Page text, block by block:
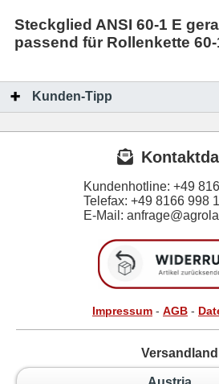
Steckglied ANSI 60-1 E
passend für Rollenkette 60-
Kunden-Tipp
Kundenhotline: +49
Telefax: +49 8166 998
E-Mail:
Impressum - AGB -
Versandland